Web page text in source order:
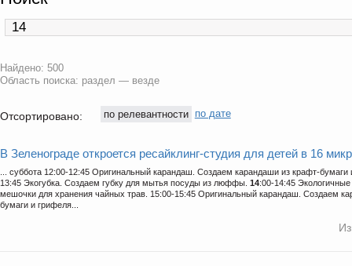
Найдено: 500
Область поиска: раздел — везде
Отсортировано: по релевантности по дате
В Зеленограде откроется ресайклинг-студия для детей в 16
... суббота 12:00-12:45 Оригинальный карандаш. Создаем карандаши из крафт-бумаги
13:45 Экогубка. Создаем губку для мытья посуды из люффы. 14:00-14:45
мешочки для хранения чайных трав. 15:00-15:45 Оригинальный карандаш. Создаем
бумаги и грифеля...